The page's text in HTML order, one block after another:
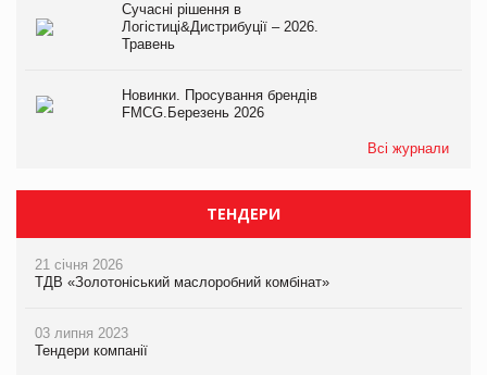
Сучасні рішення в
Логістиці&Дистрибуції – 2026.
Травень
Новинки. Просування брендів
FMCG.Березень 2026
Всі журнали
ТЕНДЕРИ
21 січня 2026
ТДВ «Золотоніський маслоробний комбінат»
03 липня 2023
Тендери компанії